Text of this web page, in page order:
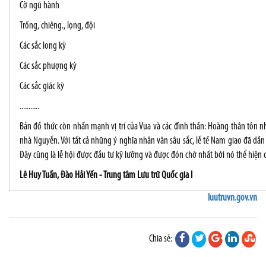
Cờ ngũ hành
Trống, chiêng., lọng, đội
Các sắc long kỳ
Các sắc phượng kỳ
Các sắc giác kỳ
...........
Bản đồ thức còn nhấn mạnh vị trí của Vua và các đình thần: Hoàng thân
nhà Nguyễn. Với tất cả những ý nghĩa nhân văn sâu sắc, lễ tế Nam giao đã
Đây cũng là lễ hội được đầu tư kỹ lưỡng và được đón chờ nhất bởi nó thể
Lê Huy Tuấn, Đào Hải Yến - Trung tâm Lưu trữ Quốc gia I
luutruvn.gov.vn
Chia sẻ: